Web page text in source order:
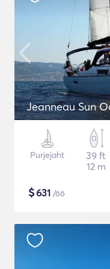
Jeanneau Sun
Purjejaht
39 ft
12 m
$631 /öö